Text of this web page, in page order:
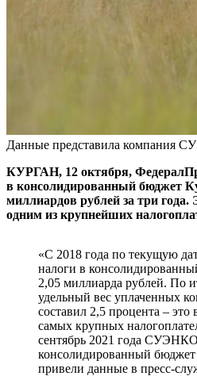
Данные представила компания
КУРГАН, 12 октября,
в консолидированный бюджет
миллиардов рублей за три
одним из крупнейших
«С 2018 года по текущую
налоги в
2,05 миллиарда рублей. По
удельный вес уплаченных
составил 2,5 процента – это
самых крупных
сентябрь 2021 года
консолидированный
привели данные в пресс-